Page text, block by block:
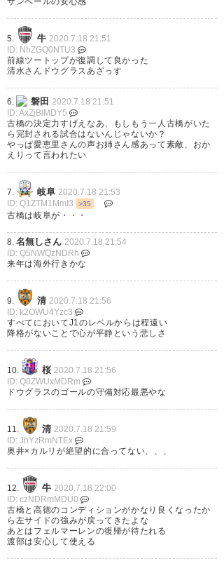
点は余計過ぎたけど、気分よく
次からの大阪連戦、勝っていく
ぞ #vissel
— 機関車ケージロー
(kobe442s)2020, 7月 18
失点が神戸らしいけどとにかく
神戸にサッカーのある日常が戻
ってきましたよー とにかく生で
見られればよかろうなのだよ
(^o^) #vissel
https://t.co/7TvJOpPt0v
— 真鍋卓也（Takuya
Manabe）ᕦ(ò_óˇ)ᕤ
(mana_taku)2020, 7月 18
ヴィッセル勝った～ 古橋さすが
の2ゴール、ドウグラスも取った
し最後の途中交代した選手のパ
スミスでの失点が余計やったけ
どよかったよかった ホームで清
水・大阪でセレッソ・ホームで
ガンバと移動もほぼ無いし過密
5. 牛 2020.7.18 21:51
ID: NhZGQ0NTU3
前線ツートップが復調して良かった
清水さんドウグラスあざっす
6. 磐田 2020.7.18 21:51
ID: AxZjBlMDY5
古橋の決定力すげえなあ、もしもう一人古橋がいた
ら完封される試合はないんじゃないか？
やっぱ愛恵里さんの声お姉さん感あって素敵、おか
えりって言われたい
7. 岐阜 2020.7.18 21:53
ID: Q1ZTM1MmI3
>35
古橋は岐阜が・・・
8. 名無しさん 2020.7.18 21:54
ID: Q5NWQzNDRh
来年は海外行きかな
9. 清 2020.7.18 21:56
ID: k2OWU4Yzc3
すべてにおいてJ1のレベルからは程遠い
降格がないことで心が平静という悲しさ
10. 桜 2020.7.18 21:56
ID: Q0ZWUxMDRm
ドウグラスのゴールの守備対応最悪やな
11. 清 2020.7.18 21:59
ID: JhYzRmNTEx
奥井×カルリが絶望的に合ってない、、、
12. 牛 2020.7.18 22:00
ID: czNDRmMDU0
古橋と高徳のコンディションがかなり良くなったか
ら左サイドの強みが戻ってきたよな
あとはフェルマーレンの復帰が待たれる
渡部は安心して使える